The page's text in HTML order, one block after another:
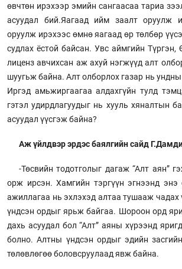
өвчтөн ирэхээр эмийн сангаасаа тариа
асуудал бий.Яагаад ийм заалт оруулж
оруулж ирэхээс өмнө яагаад өр төлбөр
судлах ёстой байсан. Увс аймгийн
лиценз авчихсан аж ахуй нэгжүүд алт
шуугьж байна. Алт олборлох газар нь
Иргэд амьжиргаагаа алдахгүйн тулд
гэтэл удирдлагуудыг нь хууль хяналтын
асуудал үүсгэж байна?
Аж үйлдвэр эрдэс баялгийн сайд
-Төсвийн тодотголыг дагаж “Алт аян”
орж ирсэн. Хамгийн тэргүүн эгнээнд энэ
ажиллагаа нь эхлэхэд алтаа тушааж чадах
үндсэн ордыг ярьж байгаа. Шороон орд
дахь асуудал бол “Алт” аяны хүрээнд
болно. Алтны үндсэн ордыг эдийн
төлөвлөгөө боловсруулаад явж байна.